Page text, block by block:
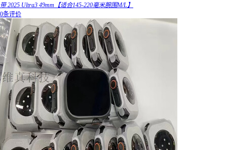
带 2025 Ultra3 49mm【适合145-220毫米腕围M/L】
0条评价